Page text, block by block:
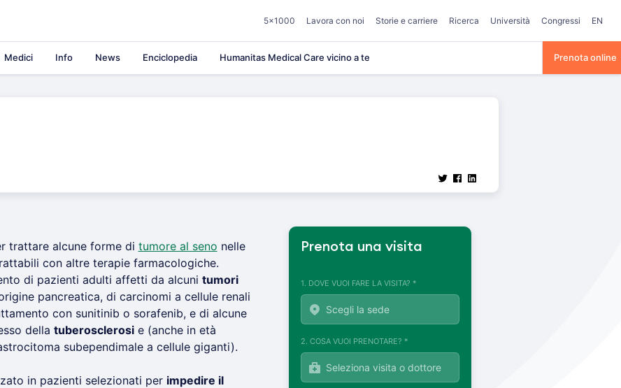
5×1000 Lavora con noi Storie e carriere Ricerca Università Congressi EN
Medici Info News Enciclopedia Humanitas Medical Care vicino a te Prenota online
trattare alcune forme di tumore al seno nelle
con altre terapie farmacologiche.
di pazienti adulti affetti da alcuni tumori
pancreatica, di carcinomi a cellule renali
con sunitinib o sorafenib, e di alcune
della tuberosclerosie (anche in età
subependimale a cellule giganti).
in pazienti selezionati per impedire il
Prenota una visita
1. DOVE VUOI FARE LA VISITA? *
2. COSA VUOI PRENOTARE? *